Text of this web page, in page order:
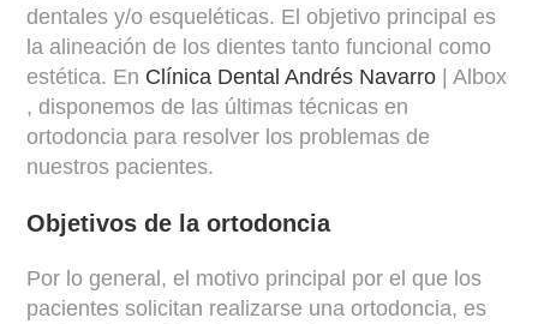
dentales y/o esqueléticas. El objetivo principal es
la alineación de los dientes tanto funcional como
estética. En Clínica Dental Andrés Navarro | Albox
, disponemos de las últimas técnicas en
ortodoncia para resolver los problemas de
nuestros pacientes.
Objetivos de la ortodoncia
Por lo general, el motivo principal por el que los
pacientes solicitan realizarse una ortodoncia, es